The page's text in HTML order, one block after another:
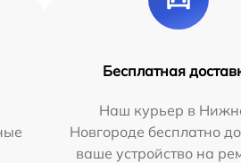
Бесплатная
Наш курьер в
Новгороде бесплатно
ваше устройство на